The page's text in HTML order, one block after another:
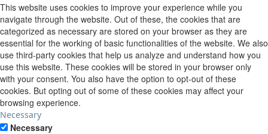
This website uses cookies to improve your experience while you
navigate through the website. Out of these, the cookies that are
categorized as necessary are stored on your browser as they are
essential for the working of basic functionalities of the website. We also
use third-party cookies that help us analyze and understand how you
use this website. These cookies will be stored in your browser only
with your consent. You also have the option to opt-out of these
cookies. But opting out of some of these cookies may affect your
browsing experience.
Necessary
Necessary